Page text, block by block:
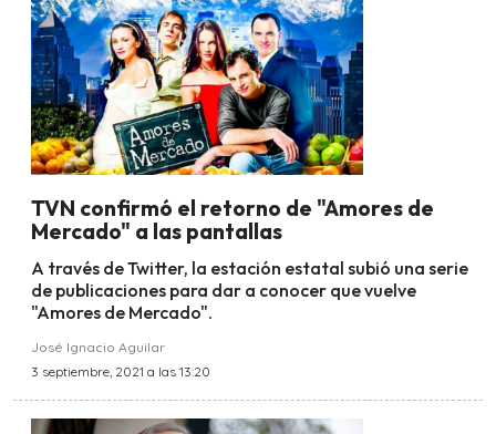
TVN confirmó el retorno de "Amores de
Mercado" a las pantallas
A través de Twitter, la estación estatal subió una serie
de publicaciones para dar a conocer que vuelve
"Amores de Mercado".
José Ignacio Aguilar
3 septiembre, 2021 a las 13:20